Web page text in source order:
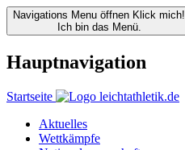
Navigations Menu öffnen Klick mich!
Ich bin das Menü.
Hauptnavigation
Startseite
Aktuelles
Wettkämpfe